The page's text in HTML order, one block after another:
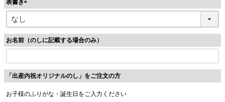
表書き
(
必
お名前（のしに記載する場合のみ）
「出産内祝オリジナルのし」をご注文の方
お子様のふりがな・誕生日をご入力ください